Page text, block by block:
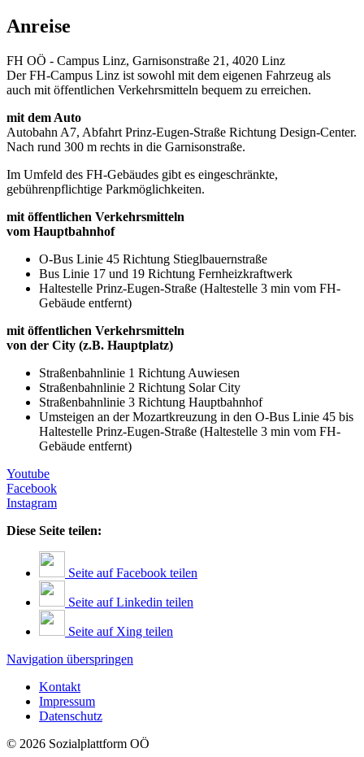
Anreise
FH OÖ - Campus Linz, Garnisonstraße 21, 4020 Linz
Der FH-Campus Linz ist sowohl mit dem eigenen Fahrzeug als
auch mit öffentlichen Verkehrsmitteln bequem zu erreichen.
mit dem Auto
Autobahn A7, Abfahrt Prinz-Eugen-Straße Richtung Design-Center.
Nach rund 300 m rechts in die Garnisonstraße.
Im Umfeld des FH-Gebäudes gibt es eingeschränkte,
gebührenpflichtige Parkmöglichkeiten.
mit öffentlichen Verkehrsmitteln
vom Hauptbahnhof
O-Bus Linie 45 Richtung Stieglbauernstraße
Bus Linie 17 und 19 Richtung Fernheizkraftwerk
Haltestelle Prinz-Eugen-Straße (Haltestelle 3 min vom FH-
Gebäude entfernt)
mit öffentlichen Verkehrsmitteln
von der City (z.B. Hauptplatz)
Straßenbahnlinie 1 Richtung Auwiesen
Straßenbahnlinie 2 Richtung Solar City
Straßenbahnlinie 3 Richtung Hauptbahnhof
Umsteigen an der Mozartkreuzung in den O-Bus Linie 45 bis
Haltestelle Prinz-Eugen-Straße (Haltestelle 3 min vom FH-
Gebäude entfernt)
Youtube
Facebook
Instagram
Diese Seite teilen:
Seite auf Facebook teilen
Seite auf Linkedin teilen
Seite auf Xing teilen
Navigation überspringen
Kontakt
Impressum
Datenschutz
© 2026 Sozialplattform OÖ